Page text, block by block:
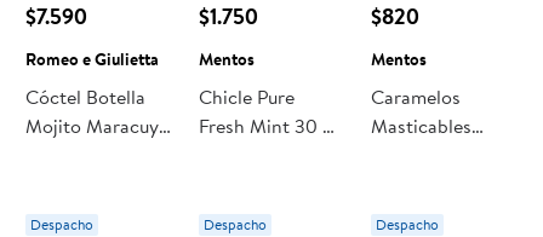
$7.590
Romeo e Giulietta
Cóctel Botella
Mojito Maracuya
Giulietta
Despacho
$1.750
Mentos
Chicle Pure
Fresh Mint 30 g
Despacho
$820
Mentos
Caramelos
Masticables
g Mentos
Despacho